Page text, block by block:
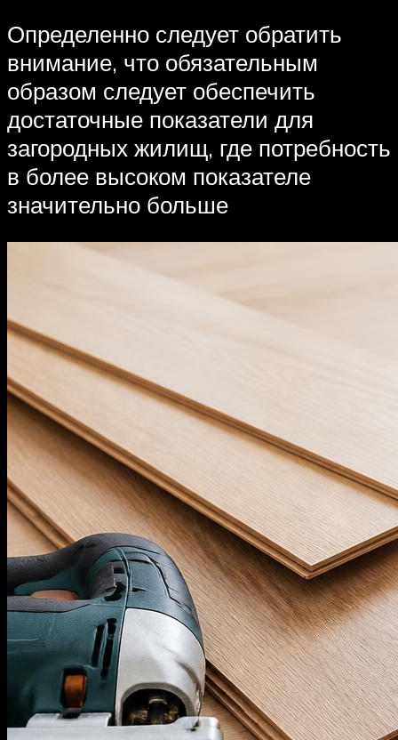
Определенно следует обратить
внимание, что обязательным
образом следует обеспечить
достаточные показатели для
загородных жилищ, где потребность
в более высоком показателе
значительно больше